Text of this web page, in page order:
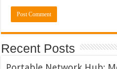
Recent Posts